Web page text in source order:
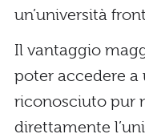
un’università
Il vantaggio
poter accedere
riconosciuto pur
direttamente